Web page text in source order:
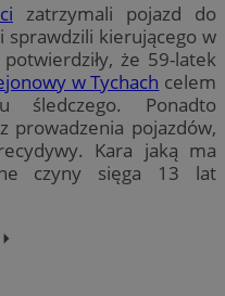
zatrzymali pojazd do
kierującego w
że 59-latek
w Tychach celem
śledczego. Ponadto
prowadzenia pojazdów,
Kara jaką ma
czyny sięga 13 lat
⏵︎